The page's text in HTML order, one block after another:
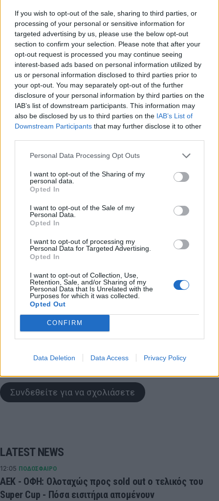
If you wish to opt-out of the sale, sharing to third parties, or
processing of your personal or sensitive information for
targeted advertising by us, please use the below opt-out
section to confirm your selection. Please note that after your
opt-out request is processed you may continue seeing
interest-based ads based on personal information utilized by
us or personal information disclosed to third parties prior to
your opt-out. You may separately opt-out of the further
disclosure of your personal information by third parties on the
IAB’s list of downstream participants. This information may
also be disclosed by us to third parties on the IAB’s List of
Downstream Participants that may further disclose it to other
Personal Data Processing Opt Outs
I want to opt-out of the Sharing of my
personal data.
Opted In
I want to opt-out of the Sale of my
Personal Data.
Opted In
I want to opt-out of processing my
Personal Data for Targeted Advertising.
Opted In
I want to opt-out of Collection, Use,
Retention, Sale, and/or Sharing of my
Personal Data that Is Unrelated with the
Purposes for which it was collected.
Opted Out
CONFIRM
Data Deletion Data Access Privacy Policy
Ανδρέας Βαζαίος International Swimming League
Κολύμβηση
Γκολομέεβ Απόστολος Χρήστου
COMMENTS
Συνδεθείτε για να σχολιάσετε
LATEST NEWS
12:05 ΠΟΔΟΣΦΑΙΡΟ
ΑΕΚ - ΟΦΗ: Ολοταχώς προς sold out ο τελικός του
Super Cup - Πόσα εισιτήρια απομένουν